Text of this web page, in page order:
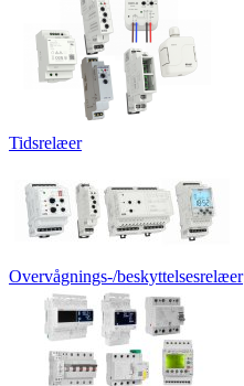
Tidsrelæer
Overvågnings-/beskyttelsesrelæer